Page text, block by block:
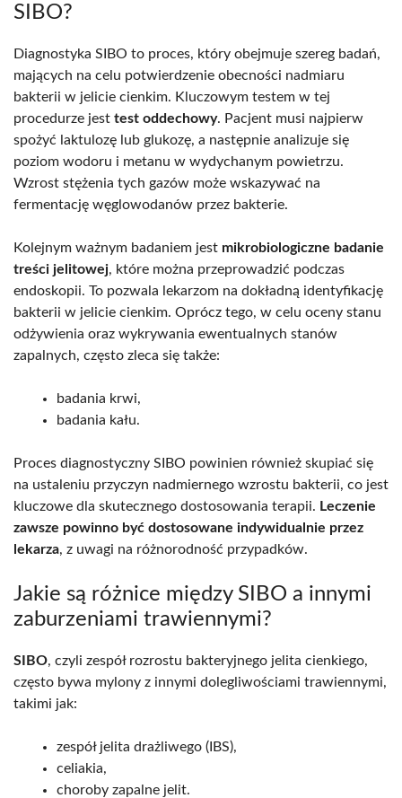
SIBO?
Diagnostyka SIBO to proces, który obejmuje szereg badań,
mających na celu potwierdzenie obecności nadmiaru
bakterii w jelicie cienkim. Kluczowym testem w tej
procedurze jest test oddechowy. Pacjent musi najpierw
spożyć laktulozę lub glukozę, a następnie analizuje się
poziom wodoru i metanu w wydychanym powietrzu.
Wzrost stężenia tych gazów może wskazywać na
fermentację węglowodanów przez bakterie.
Kolejnym ważnym badaniem jest mikrobiologiczne badanie
treści jelitowej, które można przeprowadzić podczas
endoskopii. To pozwala lekarzom na dokładną identyfikację
bakterii w jelicie cienkim. Oprócz tego, w celu oceny stanu
odżywienia oraz wykrywania ewentualnych stanów
zapalnych, często zleca się także:
badania krwi,
badania kału.
Proces diagnostyczny SIBO powinien również skupiać się
na ustaleniu przyczyn nadmiernego wzrostu bakterii, co jest
kluczowe dla skutecznego dostosowania terapii. Leczenie
zawsze powinno być dostosowane indywidualnie przez
lekarza, z uwagi na różnorodność przypadków.
Jakie są różnice między SIBO a innymi
zaburzeniami trawiennymi?
SIBO, czyli zespół rozrostu bakteryjnego jelita cienkiego,
często bywa mylony z innymi dolegliwościami trawiennymi,
takimi jak:
zespół jelita drażliwego (IBS),
celiakia,
choroby zapalne jelit.